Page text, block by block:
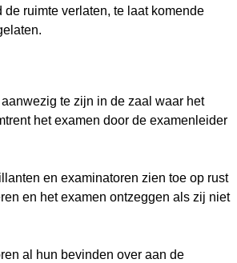
ruimte verlaten, te laat komende
te zijn in de zaal waar het
het examen door de examenleider
en examinatoren zien toe op rust
en het examen ontzeggen als zij niet
al hun bevinden over aan de